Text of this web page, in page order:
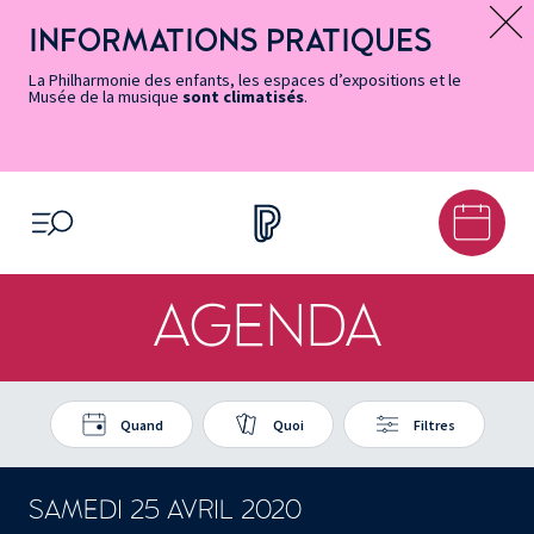
page
Accessibilité
accès
rapides
principal
contenu
principal
page
Message d’information
INFORMATIONS PRATIQUES
La Philharmonie des enfants, les espaces d’expositions et le
Musée de la musique sont climatisés.
OUVRIR LE MENU
AGENDA
SAMEDI 25 AVRIL 2020
Quand Quoi Filtres